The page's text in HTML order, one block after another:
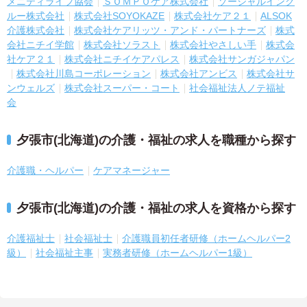
ルー株式会社
株式会社SOYOKAZE 株式会社ケア２１
ALSOK
介護株式会社
株式会社ケアリッツ・アンド・パートナーズ
株式
会社ニチイ学館
株式会社ソラスト 株式会社やさしい手
株式会
社ケア２１
株式会社ニチイケアパレス
株式会社サンガジャパン
株式会社川島コーポレーション
株式会社アンビス
株式会社サ
ンウェルズ
株式会社スーパー・コート
社会福祉法人ノテ福祉
会
夕張市(北海道)の介護・福祉の求人を職種から探す
介護職・ヘルパー ケアマネージャー
夕張市(北海道)の介護・福祉の求人を資格から探す
介護福祉士 社会福祉士
介護職員初任者研修（ホームヘルパー2
級）
社会福祉主事 実務者研修（ホームヘルパー1級）